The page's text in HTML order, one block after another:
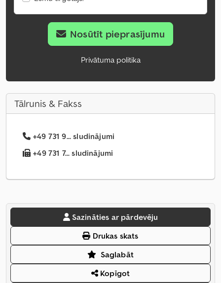
Nosūtīt pieprasījumu
Privātuma politika
Tālrunis & Fakss
+49 731 9... sludinājumi
+49 731 7... sludinājumi
Sazināties ar pārdevēju
Drukas skats
Saglabāt
Kopīgot